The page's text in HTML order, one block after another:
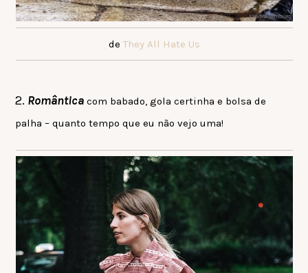
de They All Hate Us
2. Romântica com babado, gola certinha e bolsa de
palha – quanto tempo que eu não vejo uma!